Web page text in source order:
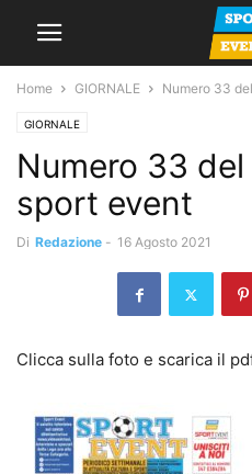
Home GIORNALE Numero 33
GIORNALE
Numero 33
sport event
Di Redazione - 16 Agosto 2021
Clicca sulla foto e scarica il